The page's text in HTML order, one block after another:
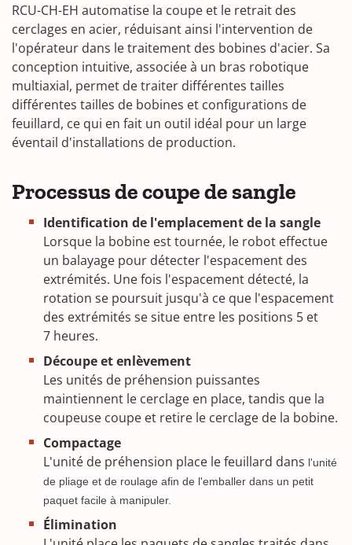
RCU-CH-EH automatise la coupe et le retrait des
cerclages en acier, réduisant ainsi l'intervention de
l'opérateur dans le traitement des bobines d'acier. Sa
conception intuitive, associée à un bras robotique
multiaxial, permet de traiter différentes tailles
différentes tailles de bobines et configurations de
feuillard, ce qui en fait un outil idéal pour un large
éventail d'installations de production.
Processus de coupe de sangle
Identification de l'emplacement de la sangle
Lorsque la bobine est tournée, le robot effectue
un balayage pour détecter l'espacement des
extrémités. Une fois l'espacement détecté, la
rotation se poursuit jusqu'à ce que l'espacement
des extrémités se situe entre les positions 5 et
7 heures.
Découpe et enlèvement
Les unités de préhension puissantes
maintiennent le cerclage en place, tandis que la
coupeuse coupe et retire le cerclage de la bobine.
Compactage
L'unité de préhension place le feuillard dans l'unité
de pliage et de roulage afin de l'emballer dans un petit
paquet facile à manipuler.
Élimination